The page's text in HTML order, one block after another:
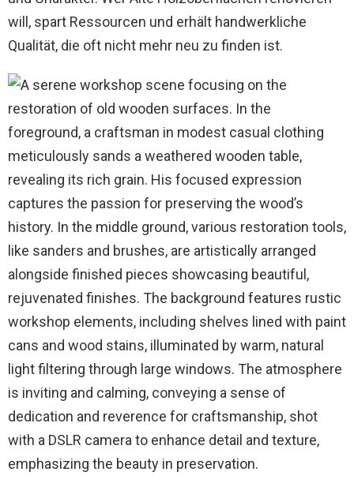
will, spart Ressourcen und erhält handwerkliche
Qualität, die oft nicht mehr neu zu finden ist.